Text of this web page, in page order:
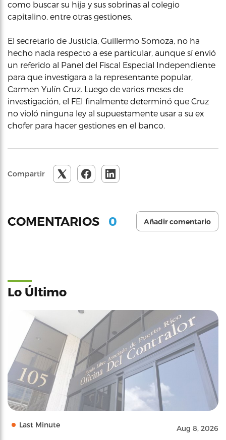
como buscar su hija y sus sobrinas al colegio
capitalino, entre otras gestiones.
El secretario de Justicia, Guillermo Somoza, no ha
hecho nada respecto a ese particular, aunque sí envió
un referido al Panel del Fiscal Especial Independiente
para que investigara a la representante popular,
Carmen Yulín Cruz. Luego de varios meses de
investigación, el FEI finalmente determinó que Cruz
no violó ninguna ley al supuestamente usar a su ex
chofer para hacer gestiones en el banco.
Compartir
COMENTARIOS 0 Añadir comentario
Lo Último
Last Minute Aug 8, 2026